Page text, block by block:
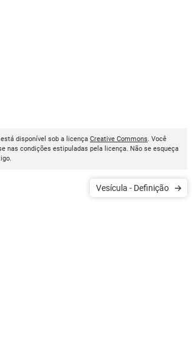
disponível sob a licença Creative Commons. Você
nas condições estipuladas pela licença. Não se esqueça
Vesícula - Definição